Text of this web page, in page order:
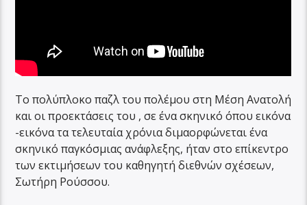
Το πολύπλοκο παζλ του πολέμου στη Μέση Ανατολή
και οι προεκτάσεις του , σε ένα σκηνικό όπου εικόνα
-εικόνα τα τελευταία χρόνια διμαορφώνεται ένα
σκηνικό παγκόσμιας ανάφλεξης, ήταν στο επίκεντρο
των εκτιμήσεων του καθηγητή διεθνών σχέσεων,
Σωτήρη Ρούσσου.